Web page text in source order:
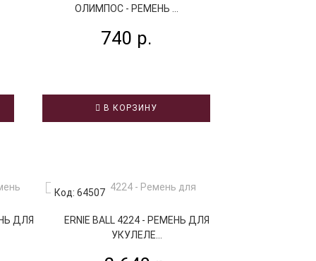
ОЛИМПОС - РЕМЕНЬ ...
740 р.
В КОРЗИНУ
ДЛЯ
Код: 64507
ERNIE BALL 4224 - РЕМЕНЬ ДЛЯ
УКУЛЕЛЕ...